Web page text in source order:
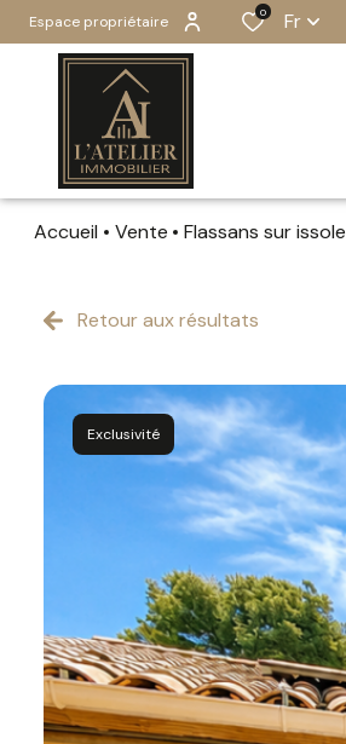
Espace propriétaire
0 Fr
Accueil Vente Flassans sur issole
Retour aux résultats
Exclusivité